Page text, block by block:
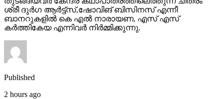
ശ്രീ ദുർഗ ആർട്ട്സ്,ഷോവിങ് ബിസിനസ് എന്നീ
ബാനറുകളിൽ കെ എൽ നാരായണ, എസ് എസ്
കർത്തികേയ എന്നിവർ നിർമ്മിക്കുന്നു.
Published
2 hours ago